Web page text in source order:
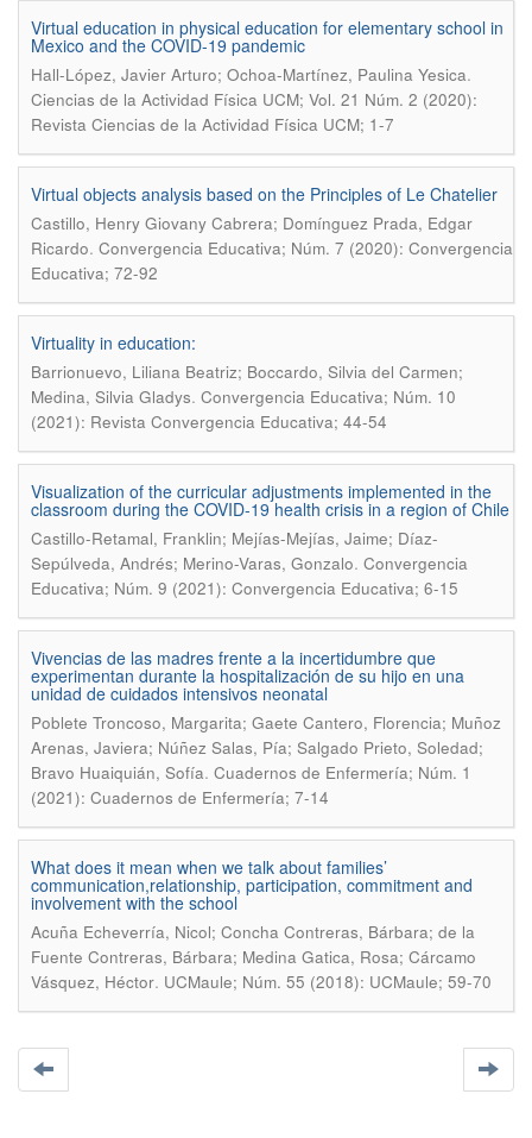
Virtual education in physical education for elementary school in
Mexico and the COVID-19 pandemic
Hall-López, Javier Arturo; Ochoa-Martínez, Paulina Yesica.
Ciencias de la Actividad Física UCM; Vol. 21 Núm. 2 (2020):
Revista Ciencias de la Actividad Física UCM; 1-7
Virtual objects analysis based on the Principles of Le Chatelier
Castillo, Henry Giovany Cabrera; Domínguez Prada, Edgar
Ricardo. Convergencia Educativa; Núm. 7 (2020): Convergencia
Educativa; 72-92
Virtuality in education:
Barrionuevo, Liliana Beatriz; Boccardo, Silvia del Carmen;
Medina, Silvia Gladys. Convergencia Educativa; Núm. 10
(2021): Revista Convergencia Educativa; 44-54
Visualization of the curricular adjustments implemented in the
classroom during the COVID-19 health crisis in a region of Chile
Castillo-Retamal, Franklin; Mejías-Mejías, Jaime; Díaz-
Sepúlveda, Andrés; Merino-Varas, Gonzalo. Convergencia
Educativa; Núm. 9 (2021): Convergencia Educativa; 6-15
Vivencias de las madres frente a la incertidumbre que
experimentan durante la hospitalización de su hijo en una
unidad de cuidados intensivos neonatal
Poblete Troncoso, Margarita; Gaete Cantero, Florencia; Muñoz
Arenas, Javiera; Núñez Salas, Pía; Salgado Prieto, Soledad;
Bravo Huaiquián, Sofía. Cuadernos de Enfermería; Núm. 1
(2021): Cuadernos de Enfermería; 7-14
What does it mean when we talk about families’
communication,relationship, participation, commitment and
involvement with the school
Acuña Echeverría, Nicol; Concha Contreras, Bárbara; de la
Fuente Contreras, Bárbara; Medina Gatica, Rosa; Cárcamo
Vásquez, Héctor. UCMaule; Núm. 55 (2018): UCMaule; 59-70